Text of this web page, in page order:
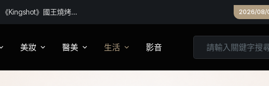
Kingshot》國王燒烤節
美味狂潮
2026/08/
美妝 醫美 生活 影音